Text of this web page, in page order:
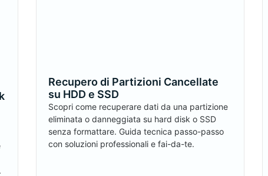
Recupero di Partizioni Cancellate
su HDD e SSD
Scopri come recuperare dati da una partizione
eliminata o danneggiata su hard disk o SSD
senza formattare. Guida tecnica passo-passo
con soluzioni professionali e fai-da-te.